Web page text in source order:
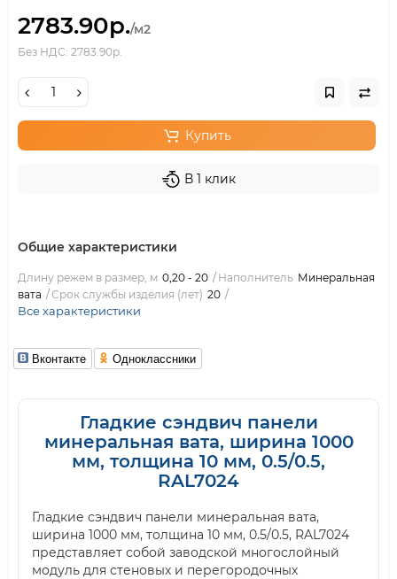
2783.90р./м2
Без НДС: 2783.90р.
Купить
В 1 клик
Общие характеристики
Длину режем в размер, м 0,20 - 20 Наполнитель Минеральная
вата
Срок службы изделия (лет) 20
Все характеристики
Вконтакте Одноклассники
Гладкие сэндвич панели
минеральная вата, ширина 1000
мм, толщина 10 мм, 0.5/0.5,
RAL7024
Гладкие сэндвич панели минеральная вата,
ширина 1000 мм, толщина 10 мм, 0.5/0.5, RAL7024
представляет собой заводской многослойный
модуль для стеновых и перегородочных